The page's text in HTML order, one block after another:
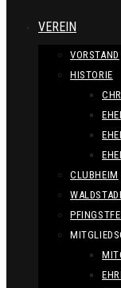
VEREIN
VORSTAND
HISTORIE
CLUBHEIM